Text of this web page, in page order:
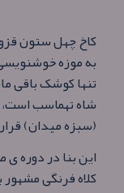
کاخ چهل ستون
به موزه
تنها کوشک باقی‌
شاه تهماسب
(سبزه میدان)
این بنا در دوره
کلاه فرنگی مشهور